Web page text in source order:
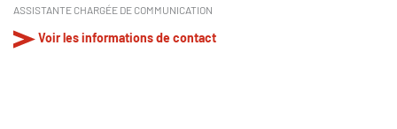
ASSISTANTE CHARGÉE DE COMMUNICATION
Voir les informations de contact